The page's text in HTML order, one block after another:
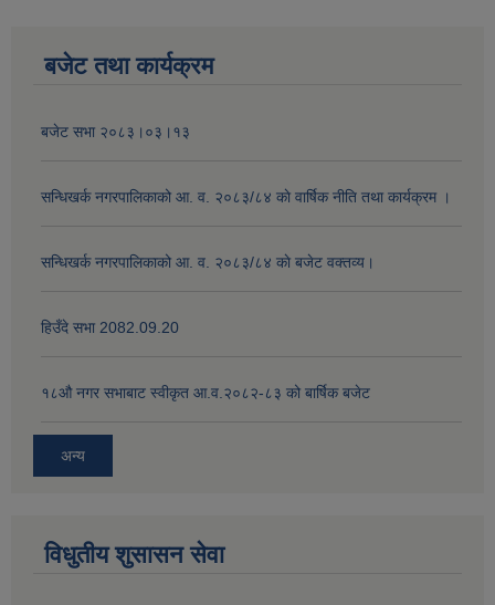
बजेट तथा कार्यक्रम
बजेट सभा २०८३।०३।१३
सन्धिखर्क नगरपालिकाको आ. व. २०८३/८४ काे वार्षिक नीति तथा कार्यक्रम ।
सन्धिखर्क नगरपालिकाको आ. व. २०८३/८४ काे बजेट वक्तव्य।
हिउँदे सभा 2082.09.20
१८‍औ नगर सभाबाट स्वीकृत आ.व.२०८२-८३ को बार्षिक बजेट
अन्य
विधुतीय शुसासन सेवा